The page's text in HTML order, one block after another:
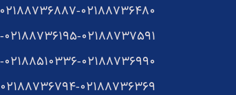
02188736887-02188736480-
02188736195-02188737591-
02188510336-02188736990-
02188736794-02188736369-